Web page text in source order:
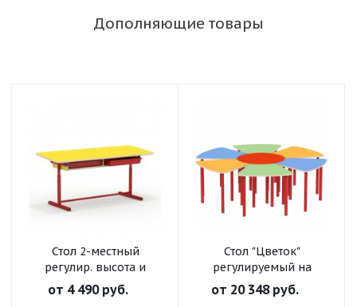
Дополняющие товары
Стол 2-местный
регулир. высота и
наклон столешницы 0-
7° с нишей на
от 4 490 руб.
Стол "Цветок"
регулируемый на
круглой трубе
от 20 348 руб.